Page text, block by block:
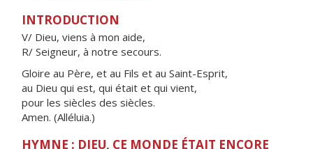
INTRODUCTION
V/ Dieu, viens à mon aide,
R/ Seigneur, à notre secours.
Gloire au Père, et au Fils et au Saint-Esprit,
au Dieu qui est, qui était et qui vient,
pour les siècles des siècles.
Amen. (Alléluia.)
HYMNE : DIEU, CE MONDE ÉTAIT ENCORE